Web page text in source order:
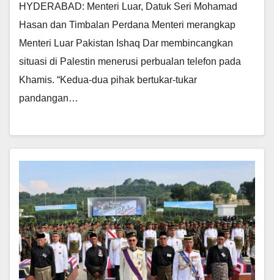
HYDERABAD: Menteri Luar, Datuk Seri Mohamad
Hasan dan Timbalan Perdana Menteri merangkap
Menteri Luar Pakistan Ishaq Dar membincangkan
situasi di Palestin menerusi perbualan telefon pada
Khamis. “Kedua-dua pihak bertukar-tukar
pandangan…